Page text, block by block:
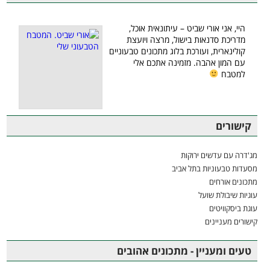
היי, אני אורי שביט – עיתונאית אוכל,
מדריכת סדנאות בישול, מרצה ויועצת
קולינארית, ועורכת בלוג מתכונים טבעוניים
עם המון אהבה. מזמינה אתכם אלי
למטבח
קישורים
מג'דרה עם עדשים ירוקות
מסעדות טבעוניות בתל אביב
מתכונים אורחים
עוגיות שיבולת שועל
עוגת ביסקוויטים
קישורים מעניינים
טעים ומעניין - מתכונים אהובים